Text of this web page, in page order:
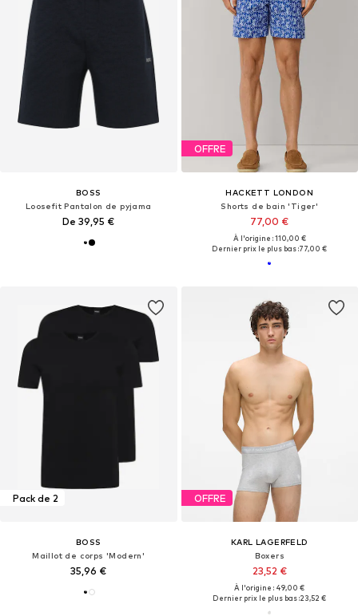
BOSS
Loosefit Pantalon de pyjama
De 39,95 €
OFFRE
HACKETT LONDON
Shorts de bain 'Tiger'
77,00 €
À l'origine : 110,00 €
Dernier prix le plus bas :77,00 €
Pack de 2
BOSS
Maillot de corps 'Modern'
35,96 €
OFFRE
KARL LAGERFELD
Boxers
23,52 €
À l'origine : 49,00 €
Dernier prix le plus bas :23,52 €